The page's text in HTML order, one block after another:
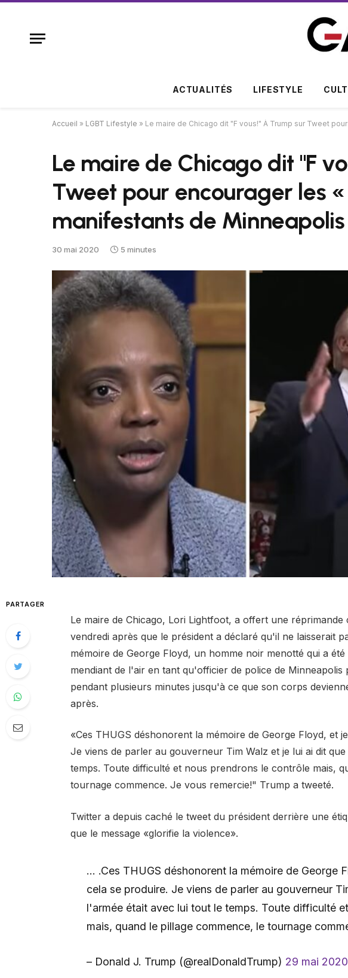
ACTUALITÉS LIFESTYLE
Accueil » LGBT Lifestyle » Le maire de Chicago dit "F vous!" À Trump sur Tweet
Le maire de Chicago dit "F
Tweet pour encourager les
manifestants de Minneapolis
30 mai 2020 5 minutes
PARTAGER
Le maire de Chicago, Lori Lightfoot, a offert une réprimande
vendredi après que le président a déclaré qu'il ne laisserait
mémoire de George Floyd, un homme noir menotté qui a
mendiant de l'air en tant qu'officier de police de
pendant plusieurs minutes jusqu'à ce que son corps
après.
«Ces THUGS déshonorent la mémoire de George Floyd, et
Je viens de parler au gouverneur Tim Walz et je lui ai dit
temps. Toute difficulté et nous prendrons le contrôle mais,
tournage commence. Je vous remercie!" Trump a tweeté.
Twitter a depuis caché le tweet du président derrière une
que le message «glorifie la violence».
… .Ces THUGS déshonorent la mémoire de George
cela se produire. Je viens de parler au gouverneur
l'armée était avec lui tout le temps. Toute difficulté
mais, quand le pillage commence, le tournage
– Donald J. Trump (@realDonaldTrump) 29 mai 2020